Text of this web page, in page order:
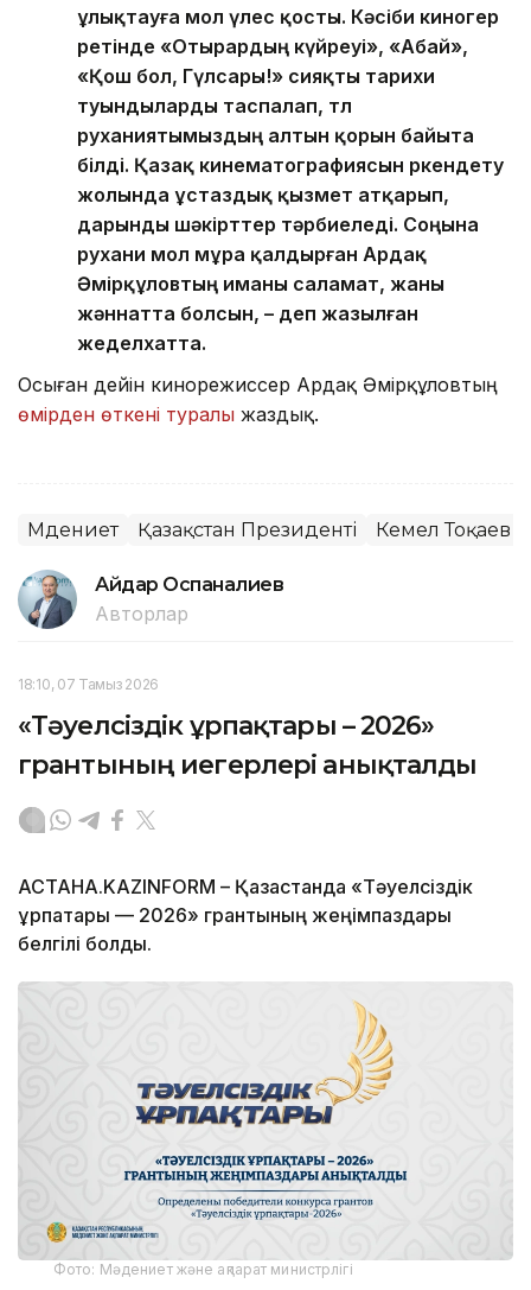
ұлықтауға мол үлес қосты. Кәсіби киногер
ретінде «Отырардың күйреуі», «Абай»,
«Қош бол, Гүлсары!» сияқты тарихи
туындыларды таспалап, төл
руханиятымыздың алтын қорын байыта
білді. Қазақ кинематографиясын өркендету
жолында ұстаздық қызмет атқарып,
дарынды шәкірттер тәрбиеледі. Соңына
рухани мол мұра қалдырған Ардақ
Әмірқұловтың иманы саламат, жаны
жәннатта болсын, – деп жазылған
жеделхатта.
Осыған дейін кинорежиссер Ардақ Әмірқұловтың
өмірден өткені туралы жаздық.
Мәдениет Қазақстан Президенті Кемел Тоқаев
Айдар Оспаналиев
Авторлар
18:10, 07 Тамыз 2026
«Тәуелсіздік ұрпақтары – 2026»
грантының иегерлері анықталды
АСТАНА.KAZINFORM – Қазақстанда «Тәуелсіздік
ұрпақтары — 2026» грантының жеңімпаздары
белгілі болды.
Фото: Мәдениет және ақпарат министрлігі